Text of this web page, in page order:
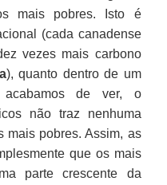
mais pobres. Isto é
(cada canadense
vezes mais carbono
), quanto dentro de um
de ver, o
não traz nenhuma
mais pobres. Assim, as
que os mais
parte crescente da